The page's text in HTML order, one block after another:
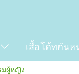
เสื้อโค้ทกันห
มผู้หญิง